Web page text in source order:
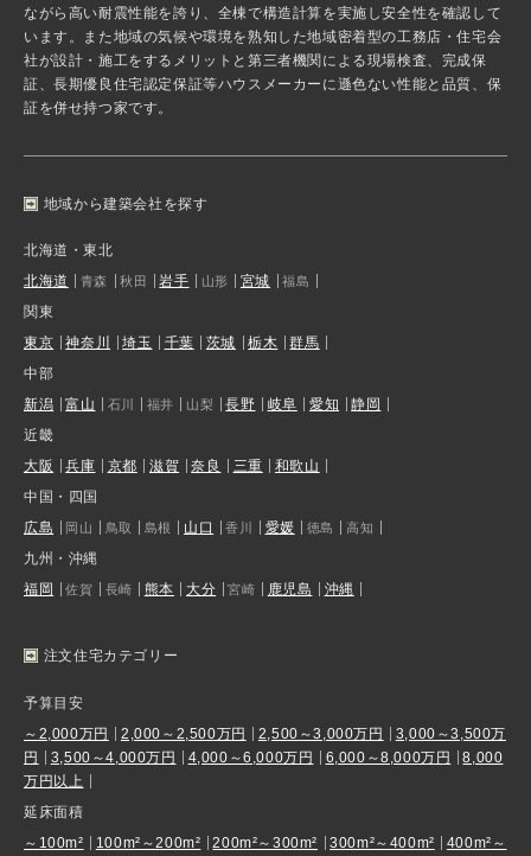
ながら高い耐震性能を誇り、全棟で構造計算を実施し安全性を確認して
います。また地域の気候や環境を熟知した地域密着型の工務店・住宅会
社が設計・施工をするメリットと第三者機関による現場検査、完成保
証、長期優良住宅認定保証等ハウスメーカーに遜色ない性能と品質、保
証を併せ持つ家です。
地域から建築会社を探す
北海道・東北
北海道
青森 秋田 岩手 山形 宮城 福島
関東
東京
神奈川 埼玉 千葉 茨城 栃木
群馬
中部
新潟
富山 石川 福井 山梨 長野 岐阜 愛知
静岡
近畿
大阪
兵庫 京都 滋賀 奈良 三重
和歌山
中国・四国
広島
岡山 鳥取 島根 山口 香川 愛媛 徳島 高知
九州・沖縄
福岡
佐賀 長崎 熊本 大分 宮崎 鹿児島 沖縄
注文住宅カテゴリー
予算目安
～2,000万円
2,000～2,500万円 2,500～3,000万円
3,000～3,500万
円
3,500～4,000万円 4,000～6,000万円 6,000～8,000万円
8,000
万円以上
延床面積
～100m²
100m²～200m² 200m²～300m² 300m²～400m²
400m²～